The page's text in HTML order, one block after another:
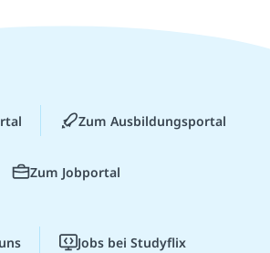
Zum Ausbildungsportal
Zum Jobportal
Jobs bei Studyflix